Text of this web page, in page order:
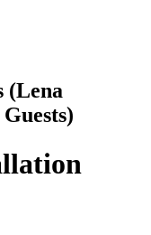
(Lena